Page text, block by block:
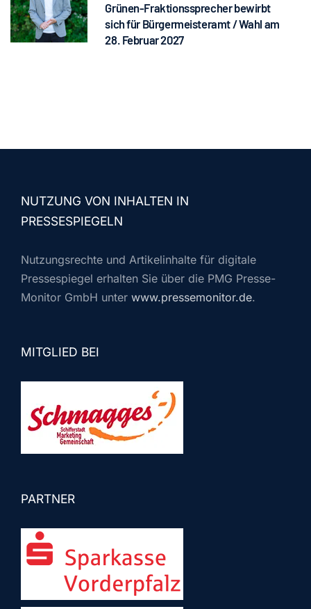
Grünen-Fraktionssprecher bewirbt
sich für Bürgermeisteramt / Wahl am
28. Februar 2027
NUTZUNG VON INHALTEN IN
PRESSESPIEGELN
Nutzungsrechte und Artikelinhalte für digitale
Pressespiegel erhalten Sie über die PMG Presse-
Monitor GmbH unter www.pressemonitor.de.
MITGLIED BEI
PARTNER